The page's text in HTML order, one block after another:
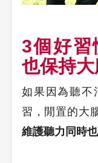
3個好習
也保持
如果因為聽不
習，閒置的大
維護聽力同時